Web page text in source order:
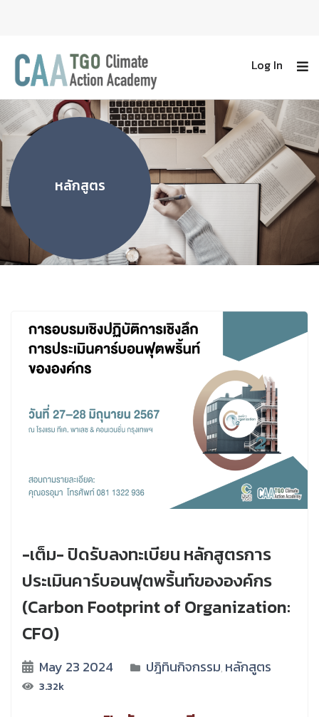
Log In
หลักสูตร
-เต็ม- ปิดรับลงทะเบียน หลักสูตรการ
ประเมินคาร์บอนฟุตพริ้นท์ขององค์กร
(Carbon Footprint of Organization:
CFO)
May 23 2024 ปฎิทินกิจกรรม, หลักสูตร
3.32k